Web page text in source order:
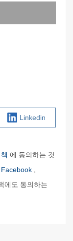
Linkedin
에 동의하는 것
Facebook
에도 동의하는